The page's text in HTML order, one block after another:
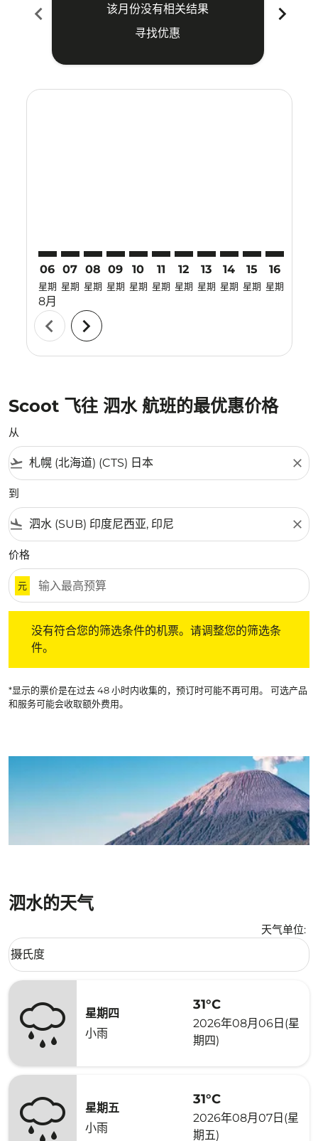
chevron_left
该月份没有相关结果
寻找优惠
chevron_right
06
星期
8月
07
星期
08
星期
09
星期
10
星期
11
星期
12
星期
13
星期
14
星期
15
星期
16
星期
chevron_left chevron_right
Scoot 飞往 泗水 航班的最优惠价格
从
flight_takeoff close
到
flight_land close
价格
元
没有符合您的筛选条件的机票。请调整您的筛选条
件。
*显示的票价是在过去 48 小时内收集的，预订时可能不再可用。 可选产品
和服务可能会收取额外费用。
泗水的天气
天气单位:
Weather unit option 摄氏度 Selected
摄氏度
keyboard_arrow_down
星期四
小雨
31°C
2026年08月06日(星
期四)
星期五
小雨
31°C
2026年08月07日(星
期五)